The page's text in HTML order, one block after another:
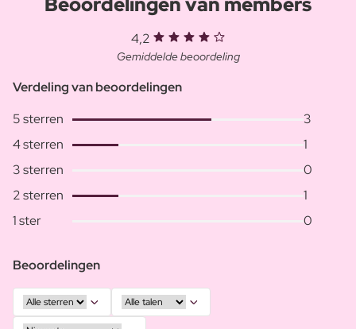
4,2
Gemiddelde beoordeling
Verdeling van beoordelingen
5 sterren
3
4 sterren
1
3 sterren
0
2 sterren
1
1 ster
0
Beoordelingen